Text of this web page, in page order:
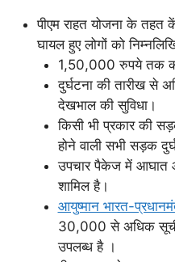
पीएम राहत योजना के तहत
घायल हुए लोगों को
1,50,000 रुपये तक
दुर्घटना की तारीख से
देखभाल की सुविधा।
किसी भी प्रकार की
होने वाली सभी सड़क
उपचार पैकेज में आघात
शामिल है।
आयुष्मान भारत-
30,000 से अधिक
उपलब्ध है ।